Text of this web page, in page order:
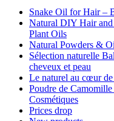
Snake Oil for Hair –
Natural DIY Hair
Plant Oils
Natural Powders &
Sélection naturelle
cheveux et peau
Le naturel au cœur
Poudre de
Cosmétiques
Prices drop